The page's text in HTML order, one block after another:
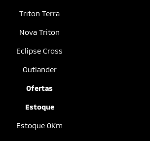
Triton Terra
Nova Triton
Eclipse Cross
Outlander
Ofertas
Estoque
Estoque 0Km